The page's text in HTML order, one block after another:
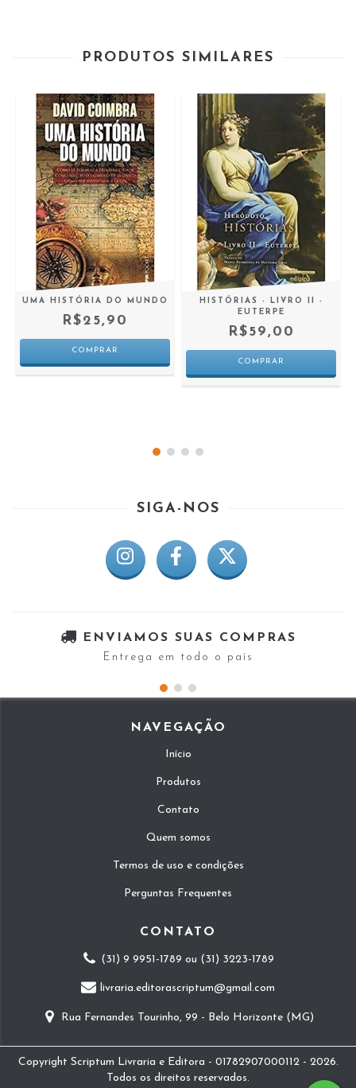
PRODUTOS SIMILARES
UMA HISTÓRIA DO MUNDO
R$25,90
HISTÓRIAS - LIVRO II -
EUTERPE
R$59,00
SIGA-NOS
ENVIAMOS SUAS COMPRAS
Entrega em todo o país
NAVEGAÇÃO
Início
Produtos
Contato
Quem somos
Termos de uso e condições
Perguntas Frequentes
CONTATO
(31) 9 9951-1789 ou (31) 3223-1789
livraria.editorascriptum@gmail.com
Rua Fernandes Tourinho, 99 - Belo Horizonte (MG)
Copyright Scriptum Livraria e Editora - 01782907000112 - 2026.
Todos os direitos reservados.